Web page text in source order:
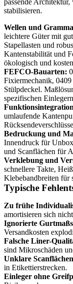
stabilisieren.
Wellen und
leichtere Güter mit
Stapellasten und
Kantenstabilität und
ökologisch und
FEFCO-Bauarten:
Fixiermechanik,
Stülpdeckel.
spezifischen
umlaufende
Bedruckung und
Innendruck für
und Scanflächen für
Verklebung und
schnellere Takte,
Klebebandbreiten für
Typische
Zu frühe
amortisieren sich
Ignorierte
Versandkosten
Falsche Liner-
sind Mikroschäden
Unklare
in Etikettierstrecken.
Einleger ohne